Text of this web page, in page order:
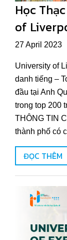
Học
of
27 April 2023
University of
danh tiếng –
đầu tại Anh
trong top 200
THÔNG TIN
thành phố có
ĐỌC THÊM